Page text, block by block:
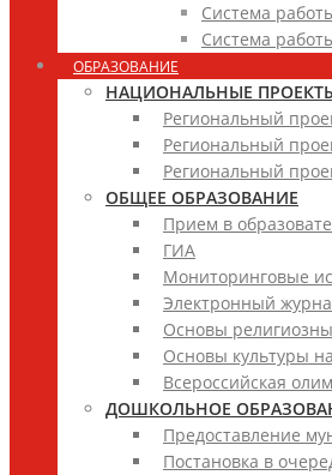
Система
Система
ОБРАЗОВАНИЕ
НАЦИОНАЛЬНЫЕ
Региональный
Региональный
Региональный
ОБЩЕЕ ОБРАЗОВАНИЕ
Прием в
ГИА
Мониторинговые
Электронный
Основы
Основы культуры
Всероссийская
ДОШКОЛЬНОЕ
Предоставление
Постановка в